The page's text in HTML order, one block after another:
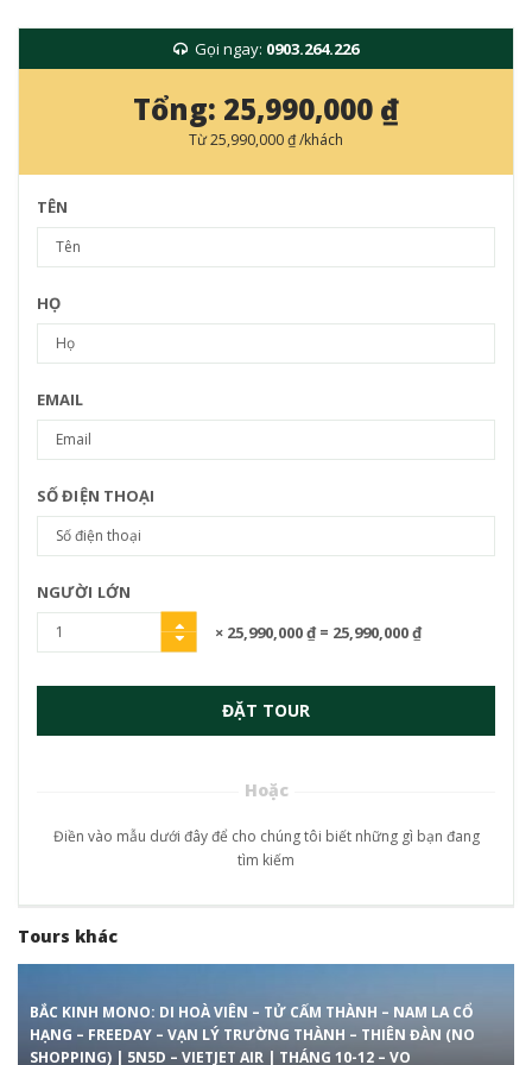
Gọi ngay: 0903.264.226
Tổng: 25,990,000 ₫
Từ25,990,000 ₫/khách
TÊN
HỌ
EMAIL
SỐ ĐIỆN THOẠI
NGƯỜI LỚN
× 25,990,000 ₫ = 25,990,000 ₫
ĐẶT TOUR
Hoặc
Điền vào mẫu dưới đây để cho chúng tôi biết những gì bạn đang
tìm kiếm
Tours khác
BẮC KINH MONO: DI HOÀ VIÊN – TỬ CẤM THÀNH – NAM LA CỔ
HẠNG – FREEDAY – VẠN LÝ TRƯỜNG THÀNH – THIÊN ĐÀN (NO
SHOPPING) | 5N5D – VIETJET AIR | THÁNG 10-12 – VO